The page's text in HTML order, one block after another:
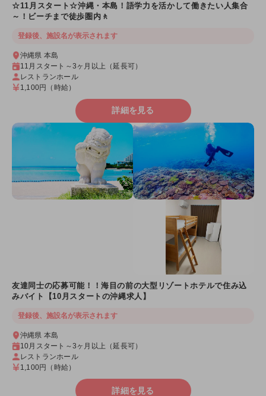
☆11月スタート☆沖縄・本島！語学力を活かして働きたい人集合
～！ビーチまで徒歩圏内🚶
登録後、施設名が表示されます
沖縄県 本島
11月スタート～3ヶ月以上（延長可）
レストランホール
1,100円 （時給）
詳細を見る
友達同士の応募可能！！海目の前の大型リゾートホテルで住み込
みバイト【10月スタートの沖縄求人】
登録後、施設名が表示されます
沖縄県 本島
10月スタート～3ヶ月以上（延長可）
レストランホール
1,100円
（時給）
詳細を見る